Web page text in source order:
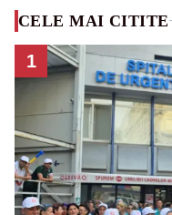
CELE MAI CITITE
1